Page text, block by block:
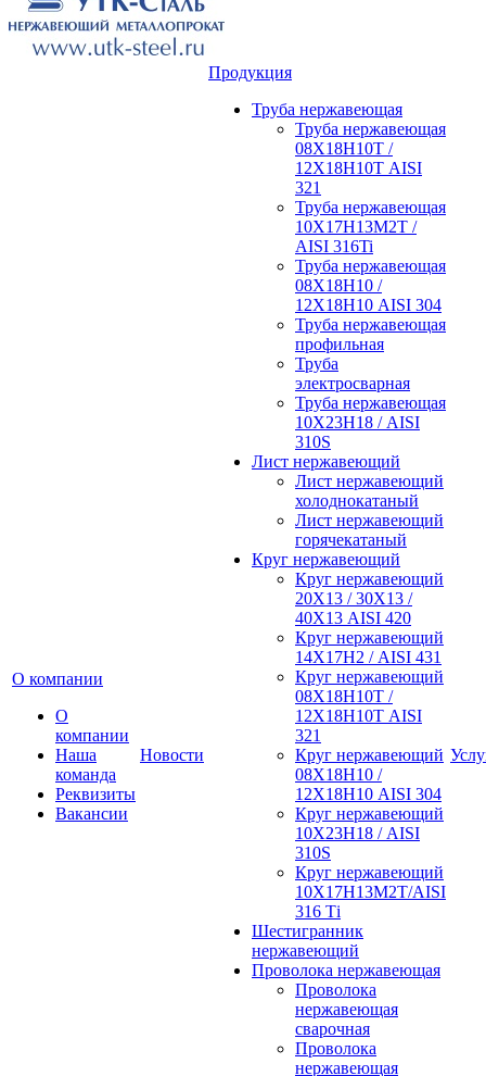
О компании
О
компании
Наша
команда
Реквизиты
Вакансии
Новости
Продукция
Труба нержавеющая
Труба нержавеющая
08Х18Н10Т /
12Х18Н10Т AISI
321
Труба нержавеющая
10Х17Н13М2Т /
AISI 316Ti
Труба нержавеющая
08Х18Н10 /
12Х18Н10 AISI 304
Труба нержавеющая
профильная
Труба
электросварная
Труба нержавеющая
10Х23Н18 / AISI
310S
Лист нержавеющий
Лист нержавеющий
холоднокатаный
Лист нержавеющий
горячекатаный
Круг нержавеющий
Круг нержавеющий
20Х13 / 30Х13 /
40Х13 AISI 420
Круг нержавеющий
14Х17Н2 / AISI 431
Круг нержавеющий
08Х18Н10Т /
12Х18Н10Т AISI
321
Круг нержавеющий
08Х18Н10 /
12Х18Н10 AISI 304
Круг нержавеющий
10Х23Н18 / AISI
310S
Круг нержавеющий
10Х17Н13М2Т/AISI
316 Тi
Шестигранник
нержавеющий
Проволока нержавеющая
Проволока
нержавеющая
сварочная
Проволока
нержавеющая